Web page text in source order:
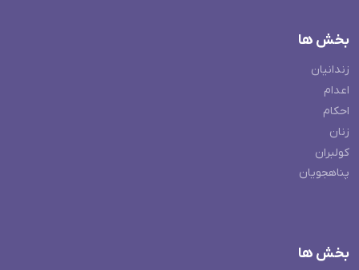
بخش ها
زندانیان
اعدام
احکام
زنان
کولبران
پناهجویان
بخش ها